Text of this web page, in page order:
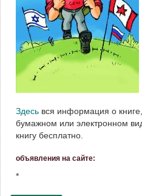
Здесь вся информация о
бумажном или электронном
книгу бесплатно.
объявления на сайте:
*